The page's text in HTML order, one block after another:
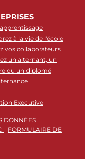
à la vie de l'école
vos collaborateurs
un alternant, un
ou un diplomé
Executive
DONNÉES
FORMULAIRE DE